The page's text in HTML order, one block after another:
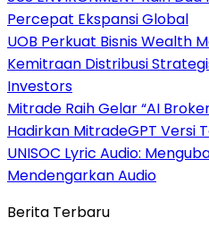
Percepat Ekspansi Global
UOB Perkuat Bisnis Wealth
Kemitraan Distribusi
Investors
Mitrade Raih Gelar “AI
Hadirkan MitradeGPT Versi
UNISOC Lyric Audio:
Mendengarkan Audio
Berita Terbaru